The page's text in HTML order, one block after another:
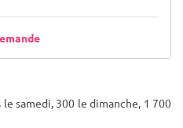
samedi, 300 le dimanche, 1 700